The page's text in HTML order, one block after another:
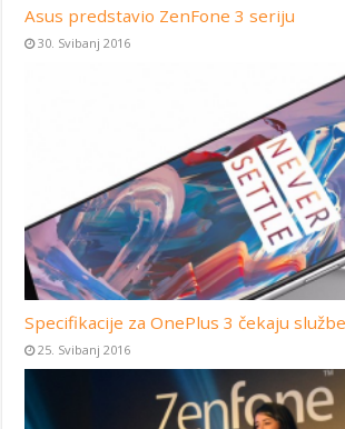
Asus predstavio ZenFone 3 seriju
30. Svibanj 2016
Specifikacije za OnePlus 3 čekaju
25. Svibanj 2016